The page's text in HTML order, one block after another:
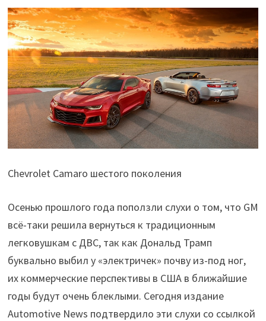
Chevrolet Camaro шестого поколения
Осенью прошлого года поползли слухи о том, что GM
всё-таки решила вернуться к традиционным
легковушкам с ДВС, так как Дональд Трамп
буквально выбил у «электричек» почву из-под ног,
их коммерческие перспективы в США в ближайшие
годы будут очень блеклыми. Сегодня издание
Automotive News подтвердило эти слухи со ссылкой